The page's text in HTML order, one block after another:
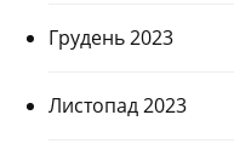
Грудень 2023
Листопад 2023